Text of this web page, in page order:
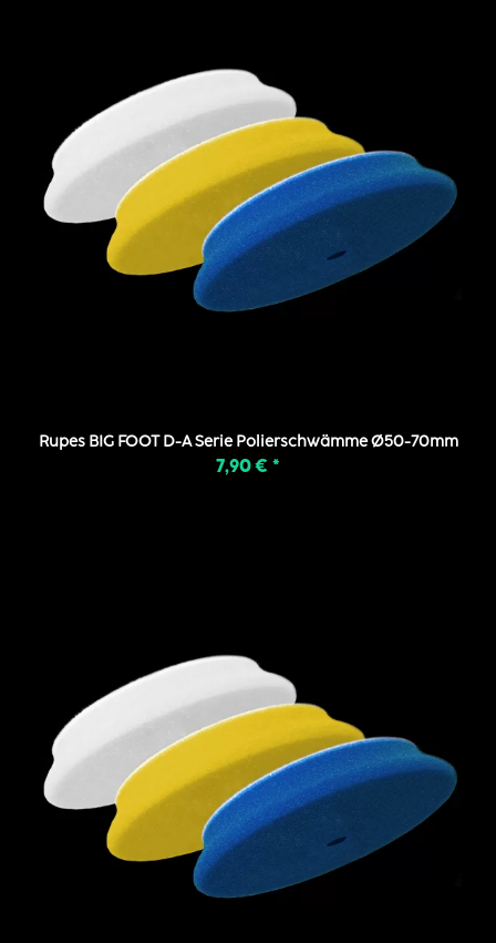
Rupes BIG FOOT D-A Serie Polierschwämme Ø50-70mm
7,90 € *